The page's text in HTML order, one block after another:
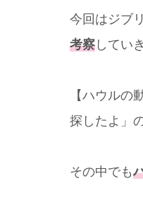
今回はジブ
考察 してい
【ハウルの
探したよ」
その中でも